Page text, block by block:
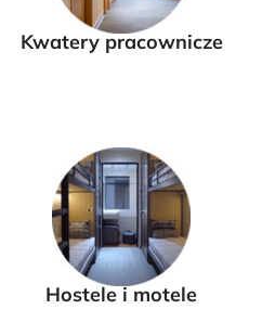
Kwatery pracownicze
Hostele i motele